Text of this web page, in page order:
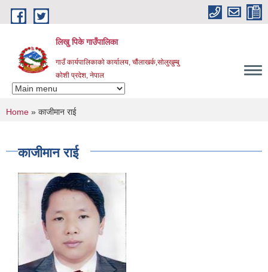
Skip to main content
लिखु पिके गाउँपालिका
गाउँ कार्यपालिकाको कार्यालय, चौंलाखर्क,सोलुखुम्बु
कोशी प्रदेश, नेपाल
You are here
Home » काजीमान राई
काजीमान राई